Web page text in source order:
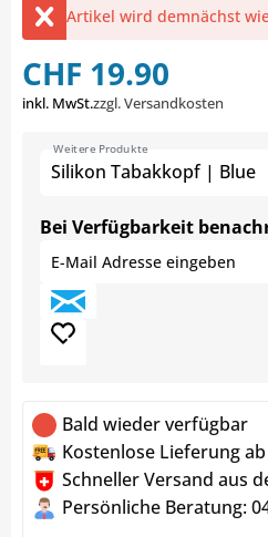
Artikel wird demnächst
CHF 19.90
inkl. MwSt.zzgl. Versandkosten
Silikon Tabakkopf | Blue
Weitere Produkte
Bei Verfügbarkeit
Bald wieder verfügbar
Kostenlose Lieferung ab
Schneller Versand aus
Persönliche Beratung: